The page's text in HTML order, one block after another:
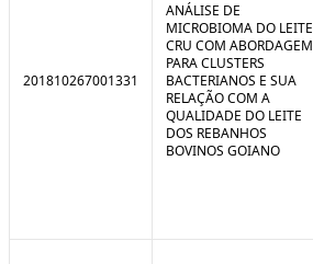
201810267001331
ANÁLISE DE
MICROBIOMA DO LEITE
CRU COM ABORDAGEM
PARA CLUSTERS
BACTERIANOS E SUA
RELAÇÃO COM A
QUALIDADE DO LEITE
DOS REBANHOS
BOVINOS GOIANO